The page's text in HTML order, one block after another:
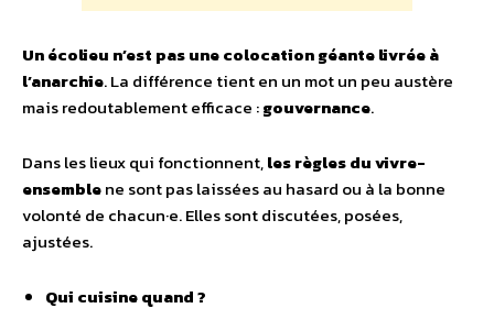
Un écolieu n’est pas une colocation géante livrée à
l’anarchie. La différence tient en un mot un peu austère
mais redoutablement efficace :gouvernance.
Dans les lieux qui fonctionnent,les règles du vivre-
ensemblene sont pas laissées au hasard ou à la bonne
volonté de chacun·e. Elles sont discutées, posées,
ajustées.
Qui cuisine quand ?